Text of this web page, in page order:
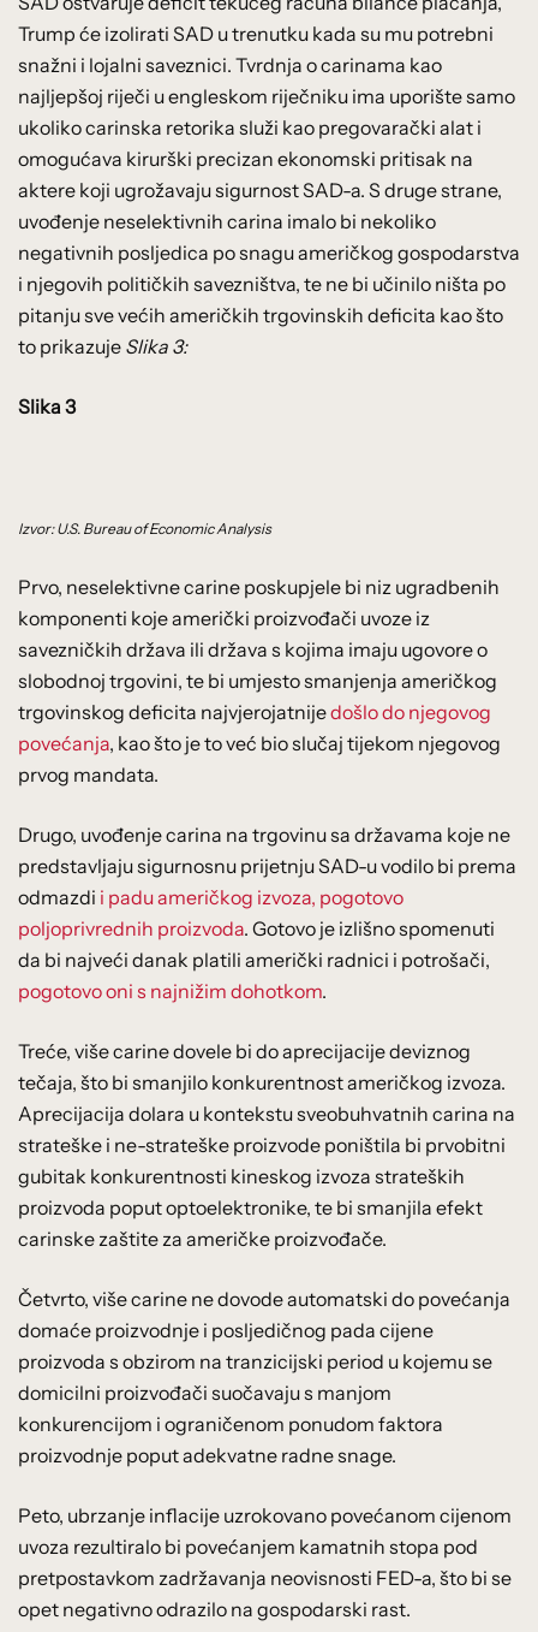
Trump će izolirati SAD u trenutku kada su mu potrebni
snažni i lojalni saveznici. Tvrdnja o carinama kao
najljepšoj riječi u engleskom riječniku ima uporište samo
ukoliko carinska retorika služi kao pregovarački alat i
omogućava kirurški precizan ekonomski pritisak na
aktere koji ugrožavaju sigurnost SAD-a. S druge strane,
uvođenje neselektivnih carina imalo bi nekoliko
negativnih posljedica po snagu američkog gospodarstva
i njegovih političkih savezništva, te ne bi učinilo ništa po
pitanju sve većih američkih trgovinskih deficita kao što
to prikazuje Slika 3:
Slika 3
Izvor: U.S. Bureau of Economic Analysis
Prvo, neselektivne carine poskupjele bi niz ugradbenih
komponenti koje američki proizvođači uvoze iz
savezničkih država ili država s kojima imaju ugovore o
slobodnoj trgovini, te bi umjesto smanjenja američkog
trgovinskog deficita najvjerojatnijedošlo do njegovog
povećanja, kao što je to već bio slučaj tijekom njegovog
prvog mandata.
Drugo, uvođenje carina na trgovinu sa državama koje ne
predstavljaju sigurnosnu prijetnju SAD-u vodilo bi prema
odmazdi i padu američkog izvoza, pogotovo
poljoprivrednih proizvoda. Gotovo je izlišno spomenuti
da bi najveći danak platili američki radnici i potrošači,
pogotovo oni s najnižim dohotkom.
Treće, više carine dovele bi do aprecijacije deviznog
tečaja, što bi smanjilo konkurentnost američkog izvoza.
Aprecijacija dolara u kontekstu sveobuhvatnih carina na
strateške i ne-strateške proizvode poništila bi prvobitni
gubitak konkurentnosti kineskog izvoza strateških
proizvoda poput optoelektronike, te bi smanjila efekt
carinske zaštite za američke proizvođače.
Četvrto, više carine ne dovode automatski do povećanja
domaće proizvodnje i posljedičnog pada cijene
proizvoda s obzirom na tranzicijski period u kojemu se
domicilni proizvođači suočavaju s manjom
konkurencijom i ograničenom ponudom faktora
proizvodnje poput adekvatne radne snage.
Peto, ubrzanje inflacije uzrokovano povećanom cijenom
uvoza rezultiralo bi povećanjem kamatnih stopa pod
pretpostavkom zadržavanja neovisnosti FED-a, što bi se
opet negativno odrazilo na gospodarski rast.